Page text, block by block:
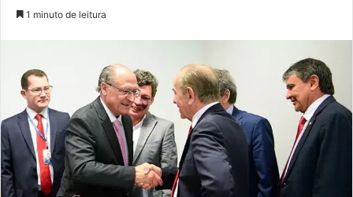
1 minuto de leitura